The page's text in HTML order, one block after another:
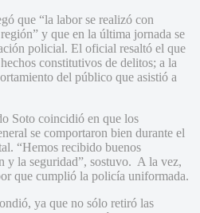
que “la labor se realizó con
y que en la última jornada se
policial. El oficial resaltó el que
constitutivos de delitos; a la
del público que asistió a
Soto coincidió en que los
se comportaron bien durante el
“Hemos recibido buenos
y la seguridad”, sostuvo. A la vez,
que cumplió la policía uniformada.
ya que no sólo retiró las